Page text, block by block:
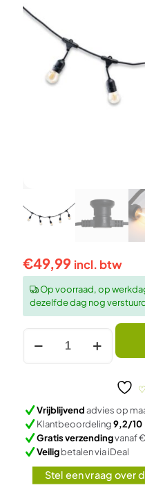
€49,99 incl. btw
Op voorraad, op
dezelfde dag nog
LED
prikkabel
Watt
15
meter
aantal
Vrijblijvendadvies op
Klantbeoordeling9,2/10
Gratis verzendingvanaf
Veiligbetalen via iDeal
Stel een vraag over